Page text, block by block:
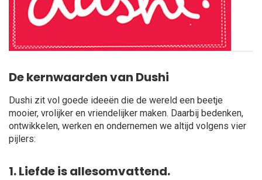
De kernwaarden van Dushi
Dushi zit vol goede ideeën die de wereld een beetje
mooier, vrolijker en vriendelijker maken. Daarbij bedenken,
ontwikkelen, werken en ondernemen we altijd volgens vier
pijlers:
1. Liefde is allesomvattend.